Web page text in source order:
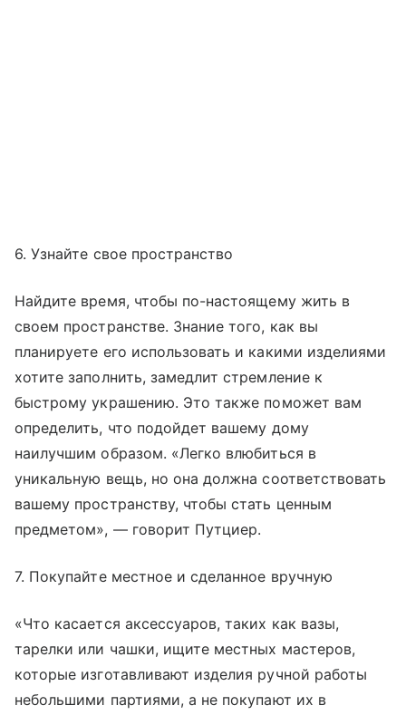
6. Узнайте свое пространство
Найдите время, чтобы по-настоящему жить в
своем пространстве. Знание того, как вы
планируете его использовать и какими изделиями
хотите заполнить, замедлит стремление к
быстрому украшению. Это также поможет вам
определить, что подойдет вашему дому
наилучшим образом. «Легко влюбиться в
уникальную вещь, но она должна соответствовать
вашему пространству, чтобы стать ценным
предметом», — говорит Путциер.
7. Покупайте местное и сделанное вручную
«Что касается аксессуаров, таких как вазы,
тарелки или чашки, ищите местных мастеров,
которые изготавливают изделия ручной работы
небольшими партиями, а не покупают их в